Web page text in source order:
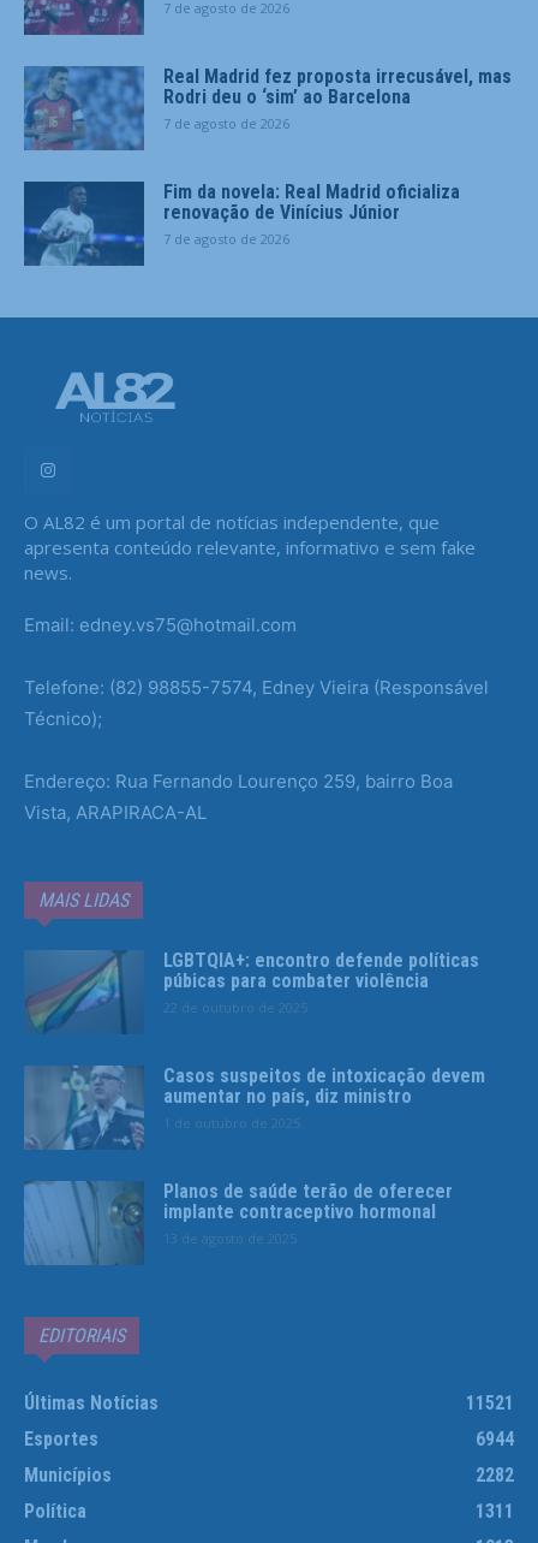
7 de agosto de 2026
Real Madrid fez proposta irrecusável, mas
Rodri deu o ‘sim’ ao Barcelona
7 de agosto de 2026
Fim da novela: Real Madrid oficializa
renovação de Vinícius Júnior
7 de agosto de 2026
O AL82 é um portal de notícias independente, que
apresenta conteúdo relevante, informativo e sem fake
news.
Email: edney.vs75@hotmail.com
Telefone: (82) 98855-7574, Edney Vieira (Responsável
Técnico);
Endereço: Rua Fernando Lourenço 259, bairro Boa
Vista, ARAPIRACA-AL
MAIS LIDAS
LGBTQIA+: encontro defende políticas
púbicas para combater violência
22 de outubro de 2025
Casos suspeitos de intoxicação devem
aumentar no país, diz ministro
1 de outubro de 2025
Planos de saúde terão de oferecer
implante contraceptivo hormonal
13 de agosto de 2025
EDITORIAIS
Últimas Notícias
11521
Esportes
6944
Municípios
2282
Política
1311